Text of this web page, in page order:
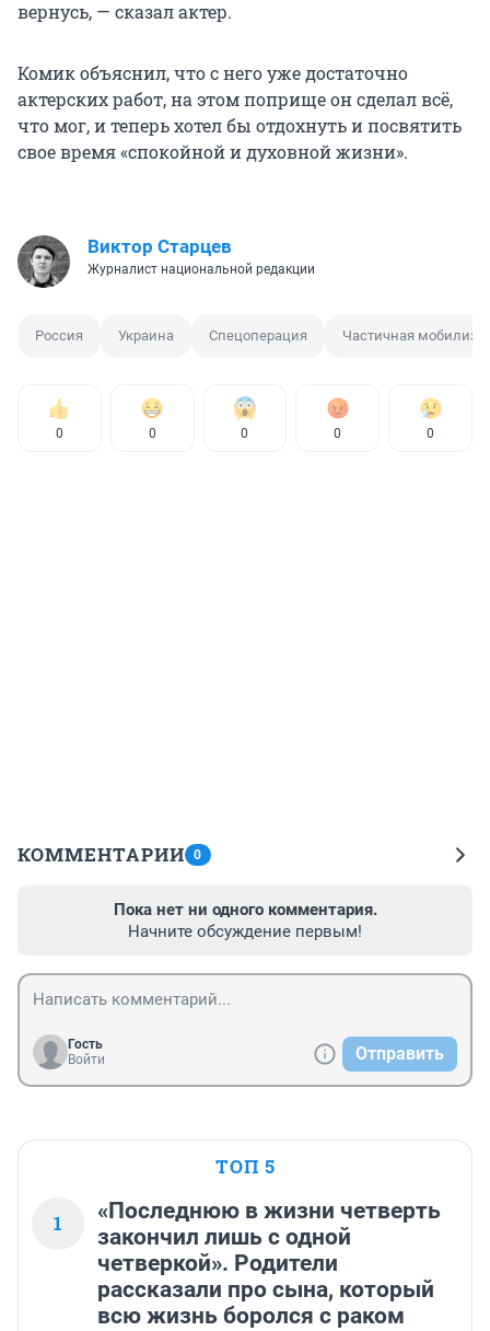
вернусь, — сказал актер.
Комик объяснил, что с него уже достаточно
актерских работ, на этом поприще он сделал всё,
что мог, и теперь хотел бы отдохнуть и посвятить
свое время «спокойной и духовной жизни».
Виктор Старцев
Журналист национальной редакции
Россия Украина Спецоперация Частичная
0 0 0 0 0
КОММЕНТАРИИ 0
Пока нет ни одного комментария.
Начните обсуждение первым!
Гость
Войти
Отправить
ТОП 5
1
«Последнюю в жизни четверть
закончил лишь с одной
четверкой». Родители
рассказали про сына, который
всю жизнь боролся с раком